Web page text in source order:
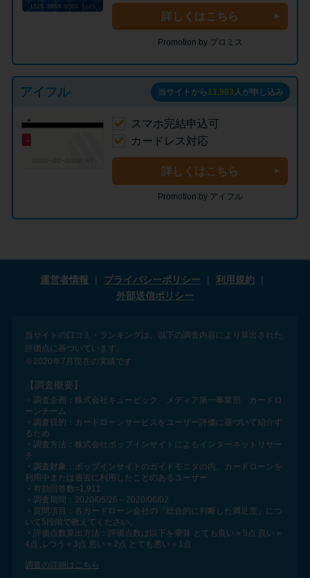
詳しくはこちら
Promotion by プロミス
アイフル 当サイトから11,903 人が申し込み
スマホ完結申込可
カードレス対応
詳しくはこちら
Promotion by アイフル
運営者情報 プライバシーポリシー
利用規約
外部送信ポリシー
当サイトの口コミ・ランキングは、以下の調査内容により算出された
評価点に基づいています。
※2020年7月現在の実績です
【調査概要】
・調査企画：株式会社キュービック メディア第一事業部 カードロ
ーンチーム
・調査目的：カードローンサービスをユーザー評価に基づいて紹介す
るため
・調査方法：株式会社ポップインサイトによるインターネットリサー
チ
・調査対象：ポップインサイトのガイドモニタの内、カードローンを
利用中または過去に利用したことのあるユーザー
・有効回答数=1,911
・調査期間：2020/05/26～2020/06/02
・質問項目：各カードローン会社の「総合的に判断した満足度」につ
いて5段階で教えてください。
・評価点数算出方法：評価点数は以下を乗算 とても良い＝5点 良い＝
4点 ふつう＝3点 悪い＝2点 とても悪い＝1点
調査の詳細はこちら